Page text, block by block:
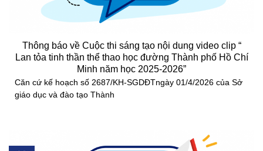
Thông báo về Cuộc thi sáng tạo nội dung video clip “
Lan tỏa tinh thần thể thao học đường Thành phố Hồ Chí
Minh năm học 2025-2026”
Căn cứ kế hoạch số 2687/KH-SGDĐTngày 01/4/2026 của Sở
giáo dục và đào tạo Thành